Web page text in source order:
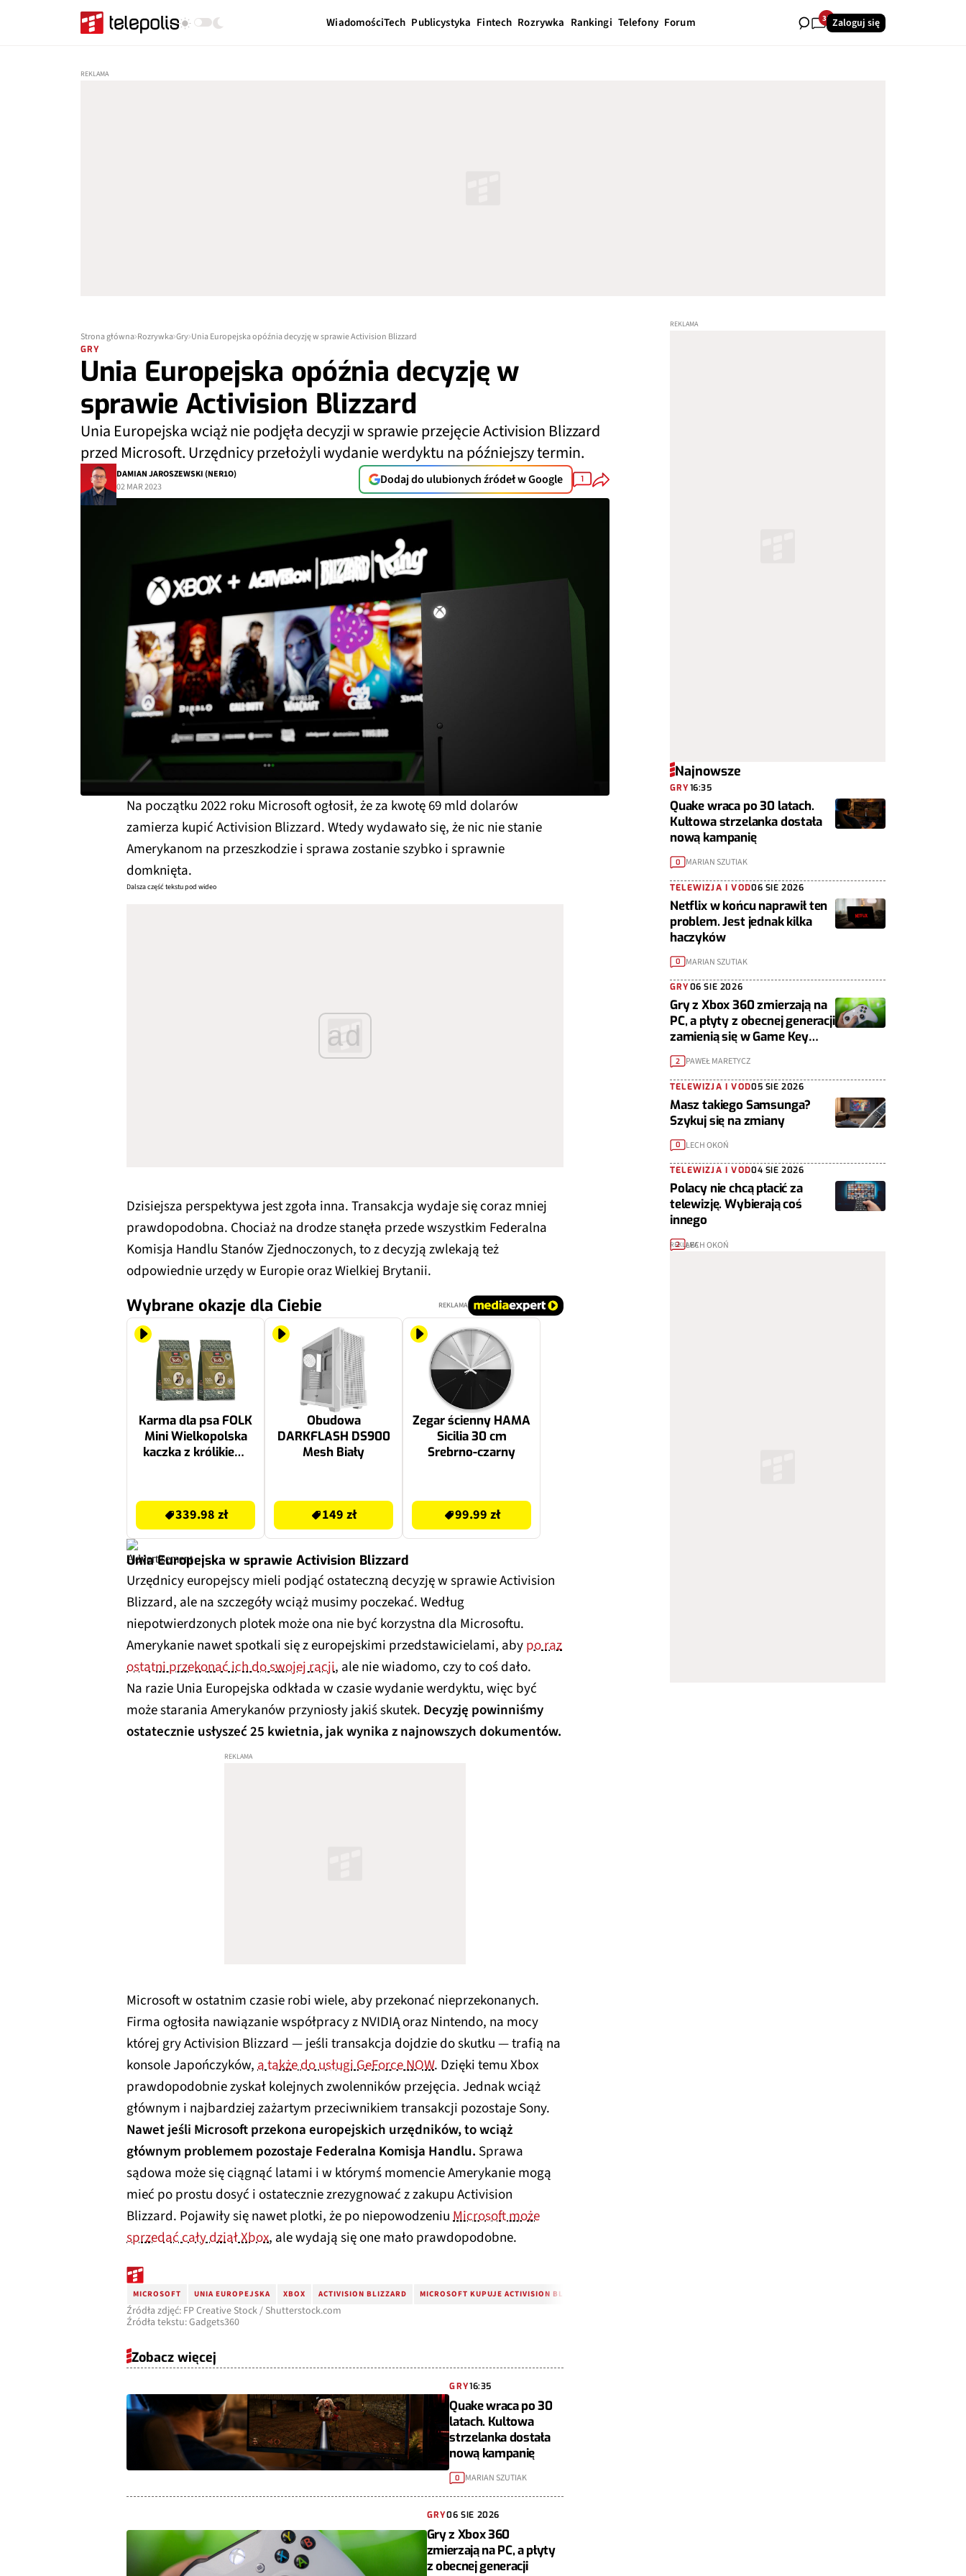
WiadomościTech Publicystyka Fintech Rozrywka Rankingi Telefony Forum 35Zaloguj się
Strona główna Rozrywka Gry Unia Europejska opóźnia decyzję w sprawie Activision Blizzard
GRY
Unia Europejska opóźnia decyzję w
sprawie Activision Blizzard
Unia Europejska wciąż nie podjęła decyzji w sprawie przejęcie Activision Blizzard
przed Microsoft. Urzędnicy przełożyli wydanie werdyktu na późniejszy termin.
DAMIAN JAROSZEWSKI (NER1O)
02 MAR 2023
Dodaj do ulubionych źródeł w Google 1
Na początku 2022 roku Microsoft ogłosił, że za kwotę 69 mld dolarów
zamierza kupić Activision Blizzard. Wtedy wydawało się, że nic nie stanie
Amerykanom na przeszkodzie i sprawa zostanie szybko i sprawnie
domknięta.
Dalsza część tekstu pod wideo
ad
Dzisiejsza perspektywa jest zgoła inna. Transakcja wydaje się coraz mniej
prawdopodobna. Chociaż na drodze stanęła przede wszystkim Federalna
Komisja Handlu Stanów Zjednoczonych, to z decyzją zwlekają też
odpowiednie urzędy w Europie oraz Wielkiej Brytanii.
Wybrane okazje dla Ciebie REKLAMA
Karma dla psa FOLK
Mini Wielkopolska
kaczka z królikiem.
339.98 zł
Obudowa
DARKFLASH DS900
Mesh Biały
149 zł
Zegar ścienny HAMA
Sicilia 30 cm
Srebrno-czarny
99.99 zł
Unia Europejska w sprawie Activision Blizzard
Urzędnicy europejscy mieli podjąć ostateczną decyzję w sprawie Activision
Blizzard, ale na szczegóły wciąż musimy poczekać. Według
niepotwierdzonych plotek może ona nie być korzystna dla Microsoftu.
Amerykanie nawet spotkali się z europejskimi przedstawicielami, abypo raz
ostatni przekonać ich do swojej racji, ale nie wiadomo, czy to coś dało.
Na razie Unia Europejska odkłada w czasie wydanie werdyktu, więc być
może starania Amerykanów przyniosły jakiś skutek. Decyzję powinniśmy
ostatecznie usłyszeć 25 kwietnia, jak wynika z najnowszych dokumentów.
Microsoft w ostatnim czasie robi wiele, aby przekonać nieprzekonanych.
Firma ogłosiła nawiązanie współpracy z NVIDIĄ oraz Nintendo, na mocy
której gry Activision Blizzard — jeśli transakcja dojdzie do skutku — trafią na
konsole Japończyków,a także do usługi GeForce NOW. Dzięki temu Xbox
prawdopodobnie zyskał kolejnych zwolenników przejęcia. Jednak wciąż
głównym i najbardziej zażartym przeciwnikiem transakcji pozostaje Sony.
Nawet jeśli Microsoft przekona europejskich urzędników, to wciąż
głównym problemem pozostaje Federalna Komisja Handlu. Sprawa
sądowa może się ciągnąć latami i w którymś momencie Amerykanie mogą
mieć po prostu dosyć i ostatecznie zrezygnować z zakupu Activision
Blizzard. Pojawiły się nawet plotki, że po niepowodzeniuMicrosoft może
sprzedać cały dział Xbox, ale wydają się one mało prawdopodobne.
MICROSOFT UNIA EUROPEJSKA XBOX ACTIVISION BLIZZARD MICROSOFT KUPUJE ACTIVISION BLIZZARD
Źródła zdjęć: FP Creative Stock / Shutterstock.com
Źródła tekstu: Gadgets360
Zobacz więcej
GRY16:35
Quake wraca po 30
latach. Kultowa
strzelanka dostała
nową kampanię
0 MARIAN SZUTIAK
GRY06 SIE 2026
Gry z Xbox 360
zmierzają na PC, a płyty
z obecnej generacji
Najnowsze
GRY16:35
Quake wraca po 30 latach.
Kultowa strzelanka dostała
nową kampanię
0 MARIAN SZUTIAK
TELEWIZJA I VOD06 SIE 2026
Netflix w końcu naprawił ten
problem. Jest jednak kilka
haczyków
0 MARIAN SZUTIAK
GRY06 SIE 2026
Gry z Xbox 360 zmierzają na
PC, a płyty z obecnej generacji
zamienią się w Game Key
Cardy
2 PAWEŁ MARETYCZ
TELEWIZJA I VOD05 SIE 2026
Masz takiego Samsunga?
Szykuj się na zmiany
0 LECH OKOŃ
TELEWIZJA I VOD04 SIE 2026
Polacy nie chcą płacić za
telewizję. Wybierają coś
innego
2 LECH OKOŃ